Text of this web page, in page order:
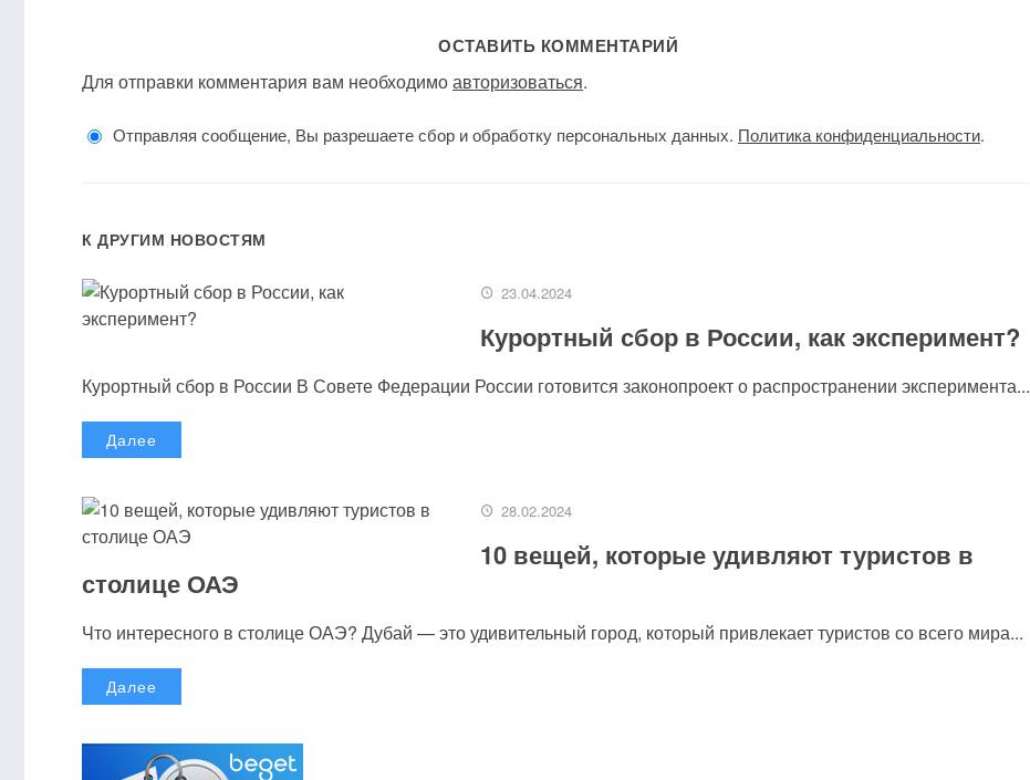
ОСТАВИТЬ КОММЕНТАРИЙ
Для отправки комментария вам необходимоавторизоваться.
Отправляя сообщение, Вы разрешаете сбор и обработку персональных данных. Политика конфиденциальности.
К ДРУГИМ НОВОСТЯМ
23.04.2024
Курортный сбор в России, как эксперимент?
Курортный сбор в России В Совете Федерации России готовится законопроект о распространении эксперимента...
Далее
28.02.2024
10 вещей, которые удивляют туристов в
столице ОАЭ
Что интересного в столице ОАЭ? Дубай — это удивительный город, который привлекает туристов со всего мира...
Далее